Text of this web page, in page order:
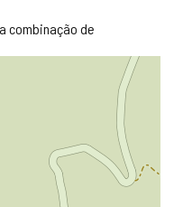
combinação de